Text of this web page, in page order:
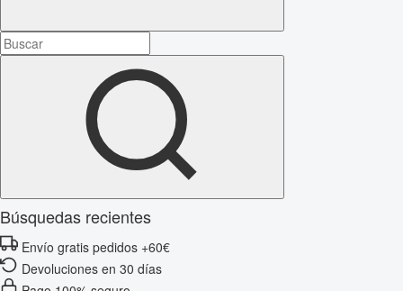
Búsquedas recientes
Envío gratis pedidos +60€
Devoluciones en 30 días